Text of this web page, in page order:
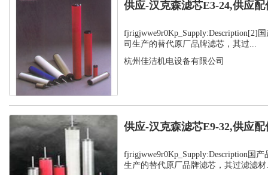
供应-汉克森滤芯E3-24,供应配
fjrigjwwe9r0Kp_Supply:Description[2]
司生产的替代原厂品牌滤芯，其过...
杭州佳洁机电设备有限公司
供应-汉克森滤芯E9-32,供应配
fjrigjwwe9r0Kp_Supply:Description国
生产的替代原厂品牌滤芯，其过滤滤材